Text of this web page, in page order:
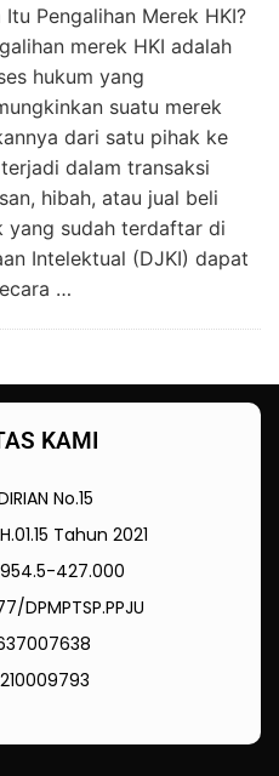
Itu Pengalihan Merek HKI?
merek HKI adalah
hukum yang
suatu merek
dari satu pihak ke
dalam transaksi
hibah, atau jual beli
yang sudah terdaftar di
Intelektual (DJKI) dapat
…
KAMI
No.15
Tahun 2021
427.000
DPMPTSP.PPJU